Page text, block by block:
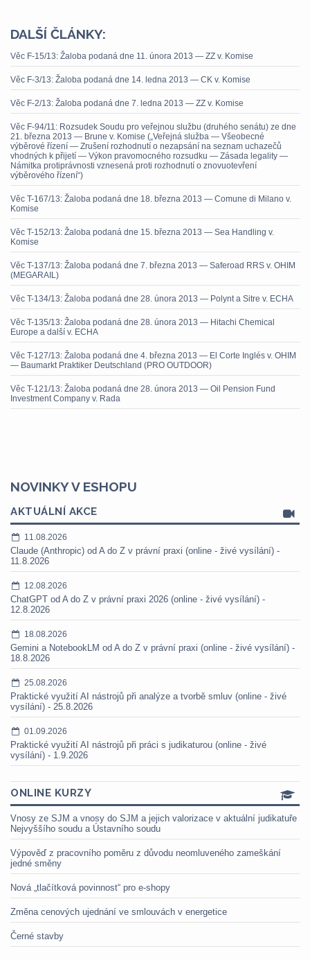
DALŠÍ ČLÁNKY:
Věc F-15/13: Žaloba podaná dne 11. února 2013 — ZZ v. Komise
Věc F-3/13: Žaloba podaná dne 14. ledna 2013 — CK v. Komise
Věc F-2/13: Žaloba podaná dne 7. ledna 2013 — ZZ v. Komise
Věc F-94/11: Rozsudek Soudu pro veřejnou službu (druhého senátu) ze dne
21. března 2013 — Brune v. Komise („Veřejná služba — Všeobecné
výběrové řízení — Zrušení rozhodnutí o nezapsání na seznam uchazečů
vhodných k přijetí — Výkon pravomocného rozsudku — Zásada legality —
Námitka protiprávnosti vznesená proti rozhodnutí o znovuotevření
výběrového řízení“)
Věc T-167/13: Žaloba podaná dne 18. března 2013 — Comune di Milano v.
Komise
Věc T-152/13: Žaloba podaná dne 15. března 2013 — Sea Handling v.
Komise
Věc T-137/13: Žaloba podaná dne 7. března 2013 — Saferoad RRS v. OHIM
(MEGARAIL)
Věc T-134/13: Žaloba podaná dne 28. února 2013 — Polynt a Sitre v. ECHA
Věc T-135/13: Žaloba podaná dne 28. února 2013 — Hitachi Chemical
Europe a další v. ECHA
Věc T-127/13: Žaloba podaná dne 4. března 2013 — El Corte Inglés v. OHIM
— Baumarkt Praktiker Deutschland (PRO OUTDOOR)
Věc T-121/13: Žaloba podaná dne 28. února 2013 — Oil Pension Fund
Investment Company v. Rada
NOVINKY V ESHOPU
AKTUÁLNÍ AKCE
11.08.2026
Claude (Anthropic) od A do Z v právní praxi (online - živé vysílání) -
11.8.2026
12.08.2026
ChatGPT od A do Z v právní praxi 2026 (online - živé vysílání) -
12.8.2026
18.08.2026
Gemini a NotebookLM od A do Z v právní praxi (online - živé vysílání) -
18.8.2026
25.08.2026
Praktické využití AI nástrojů při analýze a tvorbě smluv (online - živé
vysílání) - 25.8.2026
01.09.2026
Praktické využití AI nástrojů při práci s judikaturou (online - živé
vysílání) - 1.9.2026
ONLINE KURZY
Vnosy ze SJM a vnosy do SJM a jejich valorizace v aktuální judikatuře
Nejvyššího soudu a Ústavního soudu
Výpověď z pracovního poměru z důvodu neomluveného zameškání
jedné směny
Nová „tlačítková povinnost“ pro e-shopy
Změna cenových ujednání ve smlouvách v energetice
Černé stavby